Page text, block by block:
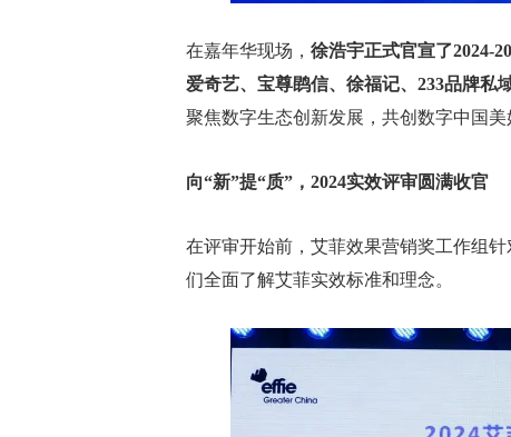
在嘉年华现场， 徐浩宇正式官宣了2024-
爱奇艺、宝尊鹍信、徐福记、233品牌私
聚焦数字生态创新发展，共创数字中国美
向“新”提“质”，2024实效评审圆满收官
在评审开始前，艾菲效果营销奖工作组
们全面了解艾菲实效标准和理念。